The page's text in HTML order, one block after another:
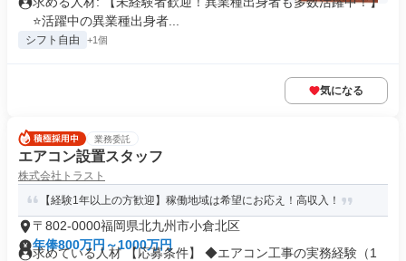
⭐️活躍中の異業種出身者...
シフト自由 +1個
気になる
業務委託
エアコン設置スタッフ
株式会社トラスト
【経験1年以上の方歓迎】稼働地域は希望にお応え！高収入！
〒802-0000福岡県北九州市小倉北区
年俸800万円～1000万円
求めている人材 【応募条件】 ◆エアコン工事の実務経験（1